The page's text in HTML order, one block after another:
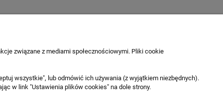
MOJE KONTO
Ustawienia konta
Ulubione
związane z mediami społecznościowymi. Pliki cookie
wszystkie", lub odmówić ich używania (z wyjątkiem niezbędnych).
w link "Ustawienia plików cookies" na dole strony.